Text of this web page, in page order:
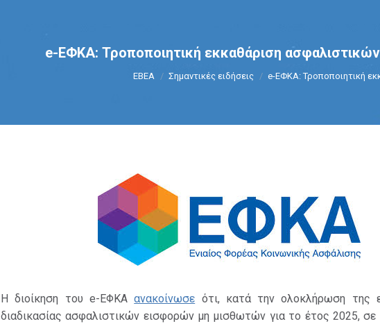
e-ΕΦΚΑ: Τροποποιητική εκκαθάριση
You are here:
ΕΒΕΑ Σημαντικές ειδήσεις e-ΕΦΚΑ: Τροποποιητική
Η διοίκηση του e-ΕΦΚΑανακοίνωσε ότι, κατά την ολοκλήρωση της
διαδικασίας ασφαλιστικών εισφορών μη μισθωτών για το έτος 2025,